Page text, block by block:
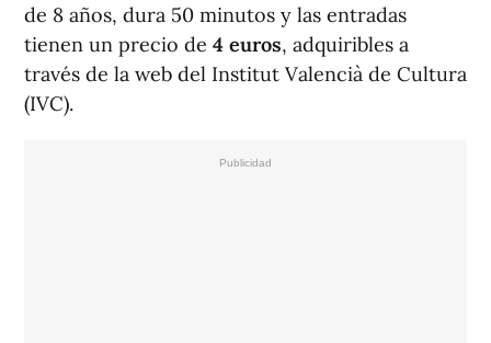
de 8 años, dura 50 minutos y las entradas
tienen un precio de 4 euros, adquiribles a
través de la web del Institut Valencià de Cultura
(IVC).